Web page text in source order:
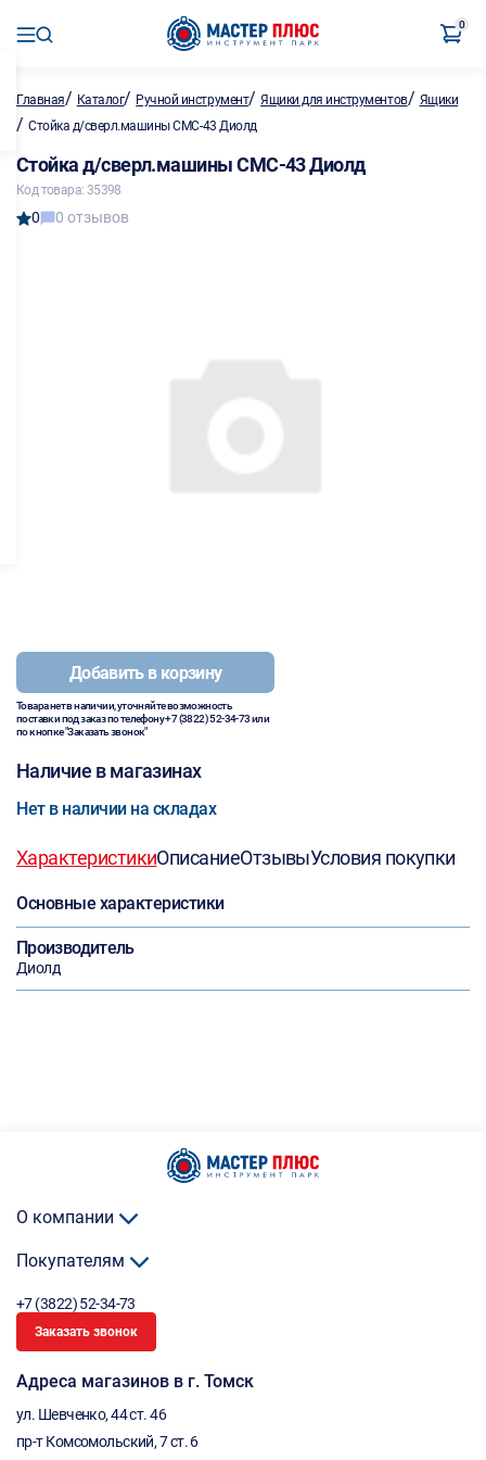
0
Главная/ Каталог/ Ручной инструмент/Ящики для инструментов/ Ящики
/ Стойка д/сверл.машины СМС-43 Диолд
Стойка д/сверл.машины СМС-43 Диолд
Код товара: 35398
0 0 отзывов
Добавить в корзину
Товара нет в наличии, уточняйте возможность
поставки под заказ по телефону+7 (3822) 52-34-73или
по кнопке "Заказать звонок"
Наличие в магазинах
Нет в наличии на складах
ХарактеристикиОписаниеОтзывыУсловия покупки
Основные характеристики
Производитель
Диолд
О компании
Покупателям
+7 (3822) 52-34-73
Заказать звонок
Адреса магазинов в г. Томск
ул. Шевченко, 44 ст. 46
пр-т Комсомольский, 7 ст. 6